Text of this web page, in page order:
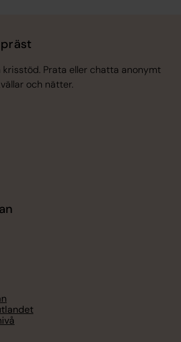
Prata eller chatta anonymt
och nätter.